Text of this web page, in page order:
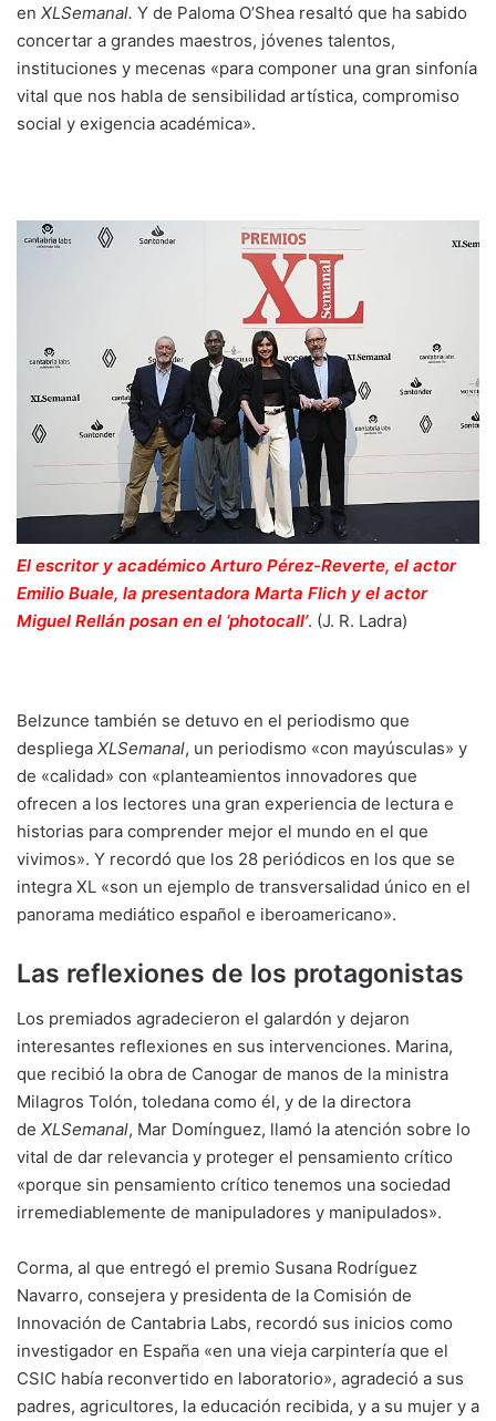
en XLSemanal. Y de Paloma O’Shea resaltó que ha sabido
concertar a grandes maestros, jóvenes talentos,
instituciones y mecenas «para componer una gran sinfonía
vital que nos habla de sensibilidad artística, compromiso
social y exigencia académica».
El escritor y académico Arturo Pérez-Reverte, el actor
Emilio Buale, la presentadora Marta Flich y el actor
Miguel Rellán posan en el ‘photocall’. (J. R. Ladra)
Belzunce también se detuvo en el periodismo que
despliega XLSemanal, un periodismo «con mayúsculas» y
de «calidad» con «planteamientos innovadores que
ofrecen a los lectores una gran experiencia de lectura e
historias para comprender mejor el mundo en el que
vivimos». Y recordó que los 28 periódicos en los que se
integra XL «son un ejemplo de transversalidad único en el
panorama mediático español e iberoamericano».
Las reflexiones de los protagonistas
Los premiados agradecieron el galardón y dejaron
interesantes reflexiones en sus intervenciones. Marina,
que recibió la obra de Canogar de manos de la ministra
Milagros Tolón, toledana como él, y de la directora
de XLSemanal, Mar Domínguez, llamó la atención sobre lo
vital de dar relevancia y proteger el pensamiento crítico
«porque sin pensamiento crítico tenemos una sociedad
irremediablemente de manipuladores y manipulados».
Corma, al que entregó el premio Susana Rodríguez
Navarro, consejera y presidenta de la Comisión de
Innovación de Cantabria Labs, recordó sus inicios como
investigador en España «en una vieja carpintería que el
CSIC había reconvertido en laboratorio», agradeció a sus
padres, agricultores, la educación recibida, y a su mujer y a